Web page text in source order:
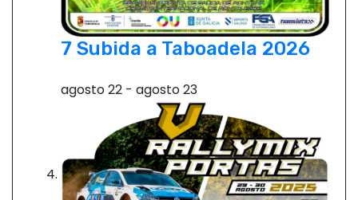
7 Subida a Taboadela 2026
agosto 22 - agosto 23